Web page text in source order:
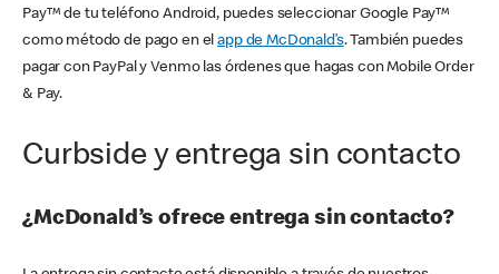
Pay™ de tu teléfono Android, puedes seleccionar Google Pay™
como método de pago en elapp de McDonald’s. También puedes
pagar con PayPal y Venmo las órdenes que hagas con Mobile Order
& Pay.
Curbside y entrega sin contacto
¿McDonald’s ofrece entrega sin contacto?